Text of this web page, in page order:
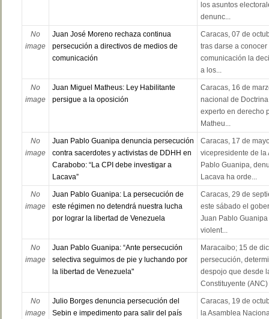
los asuntos
denunc...
No
image
Juan José Moreno rechaza continua
persecución a directivos de medios de
comunicación
Caracas, 07 de
tras darse a
comunicación la
a los...
No
image
Juan Miguel Matheus: Ley Habilitante
persigue a la oposición
Caracas, 16 de
nacional de
experto en derecho
Matheu...
No
image
Juan Pablo Guanipa denuncia persecución
contra sacerdotes y activistas de DDHH en
Carabobo: “La CPI debe investigar a
Lacava”
Caracas, 17 de
vicepresidente de la
Pablo Guanipa,
Lacava ha orde...
No
image
Juan Pablo Guanipa: La persecución de
este régimen no detendrá nuestra lucha
por lograr la libertad de Venezuela
Caracas, 29 de
este sábado el
Juan Pablo
violent...
No
image
Juan Pablo Guanipa: “Ante persecución
selectiva seguimos de pie y luchando por
la libertad de Venezuela"
Maracaibo; 15 de
persecución,
despojo que desde
Constituyente (ANC)
No
image
Julio Borges denuncia persecución del
Sebin e impedimento para salir del país
Caracas, 19 de
la Asamblea